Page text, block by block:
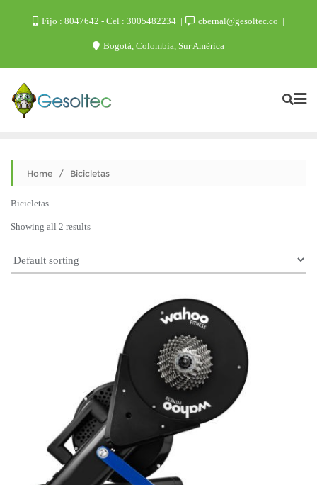
Fijo : 8047642 - Cel : 3005482234 cbernal@gesoltec.co
Bogotà, Colombia, Sur Amèrica
Home / Bicicletas
Bicicletas
Showing all 2 results